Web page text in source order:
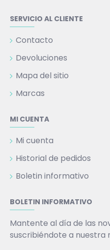
SERVICIO AL CLIENTE
Contacto
Devoluciones
Mapa del sitio
Marcas
MI CUENTA
Mi cuenta
Historial de pedidos
Boletin informativo
BOLETIN INFORMATIVO
Mantente al día de las
suscribiéndote a nuestra